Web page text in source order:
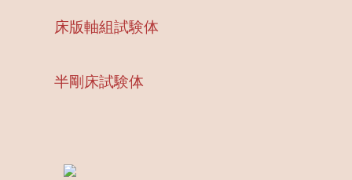
床版軸組試験体
半剛床試験体